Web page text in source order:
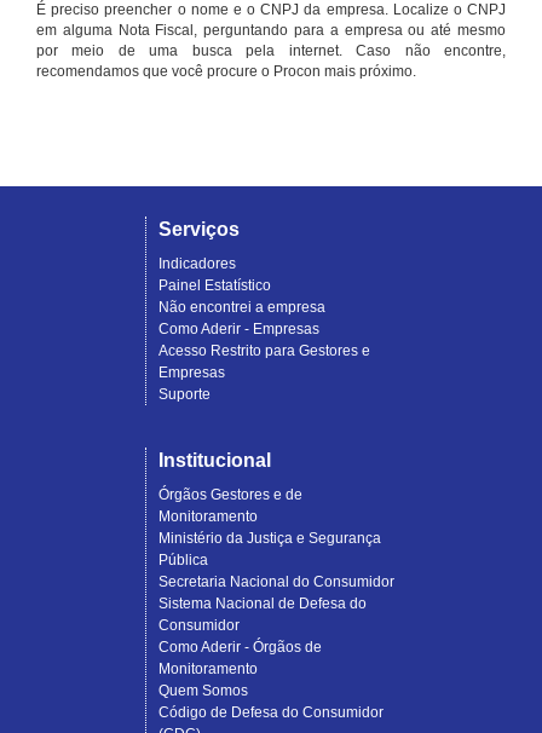
É preciso preencher o nome e o CNPJ da empresa. Localize o CNPJ
em alguma Nota Fiscal, perguntando para a empresa ou até mesmo
por meio de uma busca pela internet. Caso não encontre,
recomendamos que você procure o Procon mais próximo.
Serviços
Indicadores
Painel Estatístico
Não encontrei a empresa
Como Aderir - Empresas
Acesso Restrito para Gestores e
Empresas
Suporte
Institucional
Órgãos Gestores e de
Monitoramento
Ministério da Justiça e Segurança
Pública
Secretaria Nacional do Consumidor
Sistema Nacional de Defesa do
Consumidor
Como Aderir - Órgãos de
Monitoramento
Quem Somos
Código de Defesa do Consumidor